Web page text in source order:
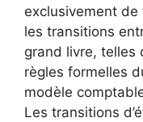
exclusivement
les transitions
grand livre, telles
règles formelles
modèle
Les transitions